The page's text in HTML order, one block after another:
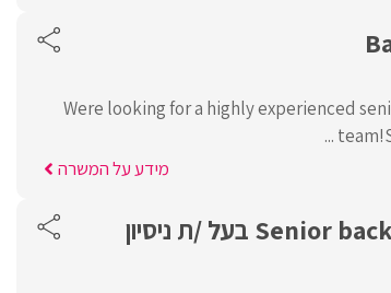
Were looking for a highly experienced
מידע על המשרה
דרוש /ה Senior backend Developer בעל /ת ניסיון